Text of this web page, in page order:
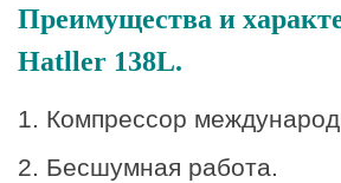
Преимущества и
Hatller 138L.
1. Компрессор
2. Бесшумная работа.